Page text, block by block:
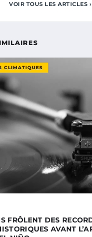
VOIR TOUS LES ARTICLES ›
CLIMATIQUES
FRÔLENT DES
AVANT